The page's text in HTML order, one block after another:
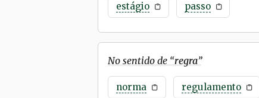
estágio passo
No sentido de “regra”
norma regulamento